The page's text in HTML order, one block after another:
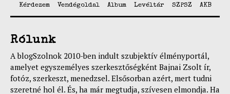
Kérdezem
Vendégoldal Album Levéltár SZPSZ AKB
Rólunk
A blogSzolnok 2010-ben indult szubjektív élményportál,
amelyet egyszemélyes szerkesztőségként Bajnai Zsolt ír,
fotóz, szerkeszt, menedzsel. Elsősorban azért, mert tudni
szeretné hol él. És, ha már megtudja, szívesen elmondja. Ha